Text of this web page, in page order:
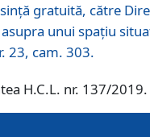
gratuită, către
unui spaţiu
23, cam. 303.
H.C.L. nr. 137/2019.